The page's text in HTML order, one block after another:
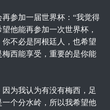
参加一届世界杯：“我觉得
他能再参加一次世界杯，
不必是阿根廷人，也希望
西能享受，重要的是你能
为我认为有没有梅西，足
个分水岭，所以我希望他